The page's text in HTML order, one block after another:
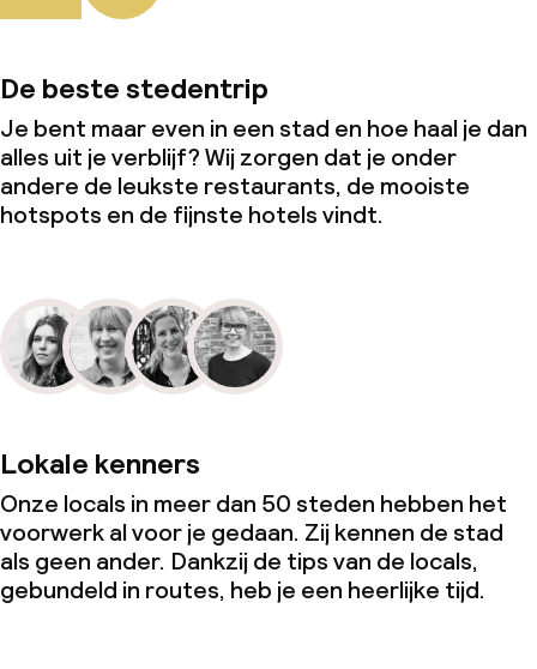
De beste stedentrip
Je bent maar even in een stad en hoe haal je dan
alles uit je verblijf? Wij zorgen dat je onder
andere de leukste restaurants, de mooiste
hotspots en de fijnste hotels vindt.
Lokale kenners
Onze locals in meer dan 50 steden hebben het
voorwerk al voor je gedaan. Zij kennen de stad
als geen ander. Dankzij de tips van de locals,
gebundeld in routes, heb je een heerlijke tijd.